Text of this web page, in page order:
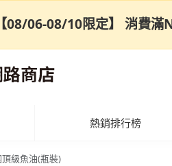
熱銷排行榜
級魚油(瓶裝)
【08/06-08/10限定】 消費滿